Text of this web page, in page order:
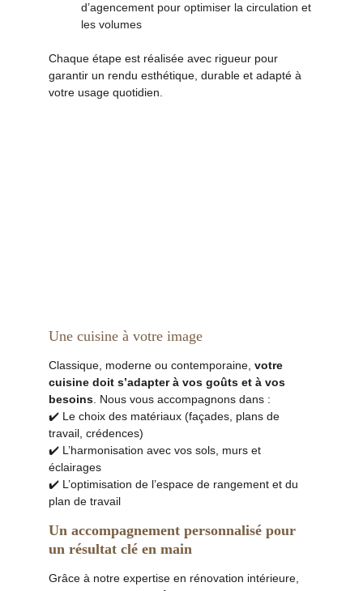
d’agencement pour optimiser la circulation et
les volumes
Chaque étape est réalisée avec rigueur pour
garantir un rendu esthétique, durable et adapté à
votre usage quotidien.
Une cuisine à votre image
Classique, moderne ou contemporaine, votre
cuisine doit s’adapter à vos goûts et à vos
besoins . Nous vous accompagnons dans :
✔️ Le choix des matériaux (façades, plans de
travail, crédences)
✔️ L’harmonisation avec vos sols, murs et
éclairages
✔️ L’optimisation de l’espace de rangement et du
plan de travail
Un accompagnement personnalisé pour
un résultat clé en main
Grâce à notre expertise en rénovation intérieure,